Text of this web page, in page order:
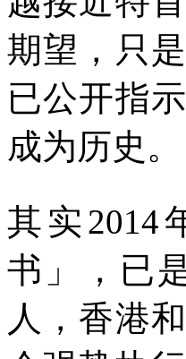
期望，只
已公开指
成为历史。
其实 2014
书」，已
人，香港